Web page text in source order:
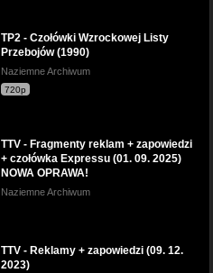
TP2 - Czołówki Wzrockowej Listy
Przebojów (1990)
Naziemne Archiwum
720p
TTV - Fragmenty reklam + zapowiedzi
+ czołówka Expressu (01. 09. 2025)
NOWA OPRAWA!
Naziemne Archiwum
TTV - Reklamy + zapowiedzi (09. 12.
2023)